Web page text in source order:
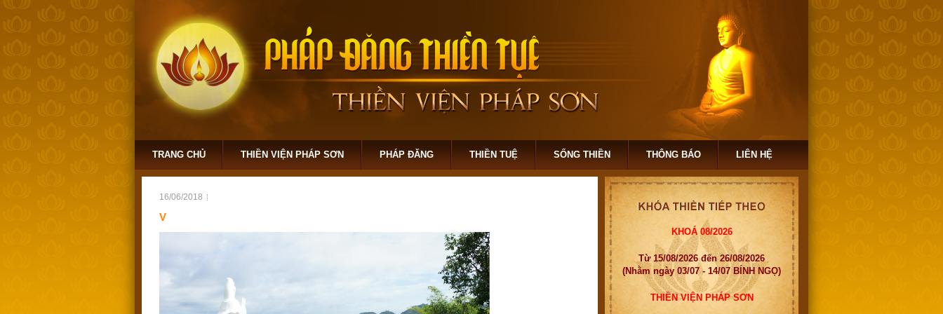
TRANG CHỦ THIỀN VIỆN PHÁP SƠN PHÁP ĐĂNG THIỀN TUỆ SỐNG THIỀN THÔNG BÁO LIÊN HỆ
16/06/2018
V
KHOÁ 08/2026
Từ 15/08/2026 đến 26/08/2026
(Nhằm ngày 03/07 - 14/07 BÍNH NGỌ)
THIỀN VIỆN PHÁP SƠN